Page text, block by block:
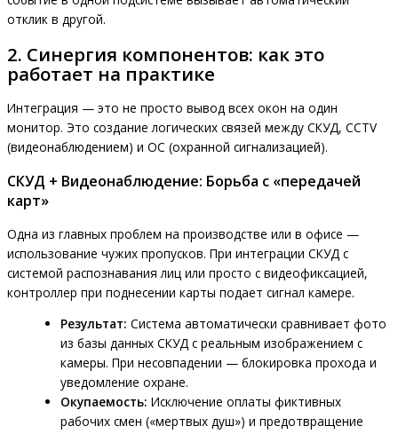
отклик в другой.
2. Синергия компонентов: как это
работает на практике
Интеграция — это не просто вывод всех окон на один
монитор. Это создание логических связей между СКУД, CCTV
(видеонаблюдением) и ОС (охранной сигнализацией).
СКУД + Видеонаблюдение: Борьба с «передачей
карт»
Одна из главных проблем на производстве или в офисе —
использование чужих пропусков. При интеграции СКУД с
системой распознавания лиц или просто с видеофиксацией,
контроллер при поднесении карты подает сигнал камере.
Результат: Система автоматически сравнивает фото
из базы данных СКУД с реальным изображением с
камеры. При несовпадении — блокировка прохода и
уведомление охране.
Окупаемость: Исключение оплаты фиктивных
рабочих смен («мертвых душ») и предотвращение